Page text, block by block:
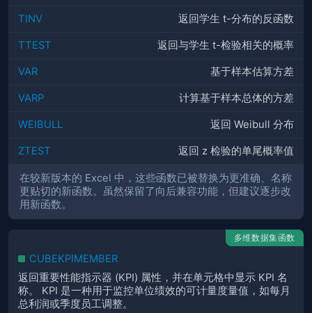
TINV 返回学生 t-分布的反函数
TTEST 返回与学生 t-检验相关的概率
VAR 基于样本估算方差
VARP 计算基于样本总体的方差
WEIBULL 返回 Weibull 分布
ZTEST 返回 z 检验的单尾概率值
在较新版本的 Excel 中，这些函数已被替换为更准确、名称
更贴切的新函数。虽然保留了向后兼容功能，但建议逐步改
用新函数。
多维数据集函数
CUBEKPIMEMBER
返回重要性能指示器 (KPI) 属性，并在单元格中显示 KPI 名
称。 KPI 是一种用于监控单位绩效的可计量度量值，如每月
总利润或季度员工调整。